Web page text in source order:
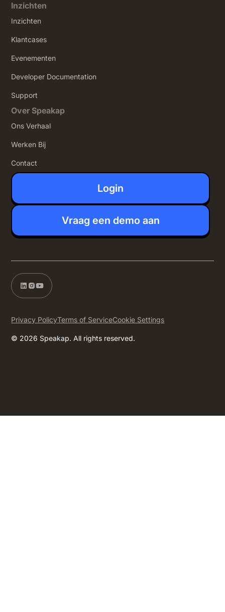
Inzichten
Inzichten
Klantcases
Evenementen
Developer Documentation
Support
Over Speakap
Ons Verhaal
Werken Bij
Contact
Login
Vraag een demo aan
© 2026 Speakap. All rights reserved.
Privacy PolicyTerms of ServiceCookie Settings